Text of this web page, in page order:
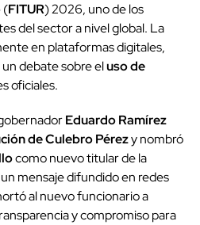
(FITUR) 2026, uno de los
del sector a nivel global. La
en plataformas digitales,
debate sobre eluso de
oficiales.
Eduardo Ramírez
de Culebro Pérezy nombró
como nuevo titular de la
mensaje difundido en redes
al nuevo funcionario a
y compromiso para